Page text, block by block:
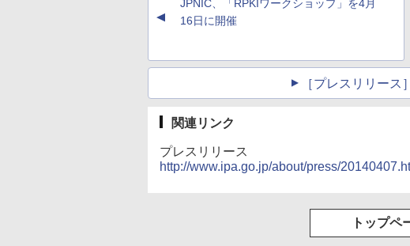
▲
JPNIC、「RPKIワークショップ」を4月
16日に開催
［プレスリリース
関連リンク
プレスリリース
http://www.ipa.go.jp/about/press/
トップペ